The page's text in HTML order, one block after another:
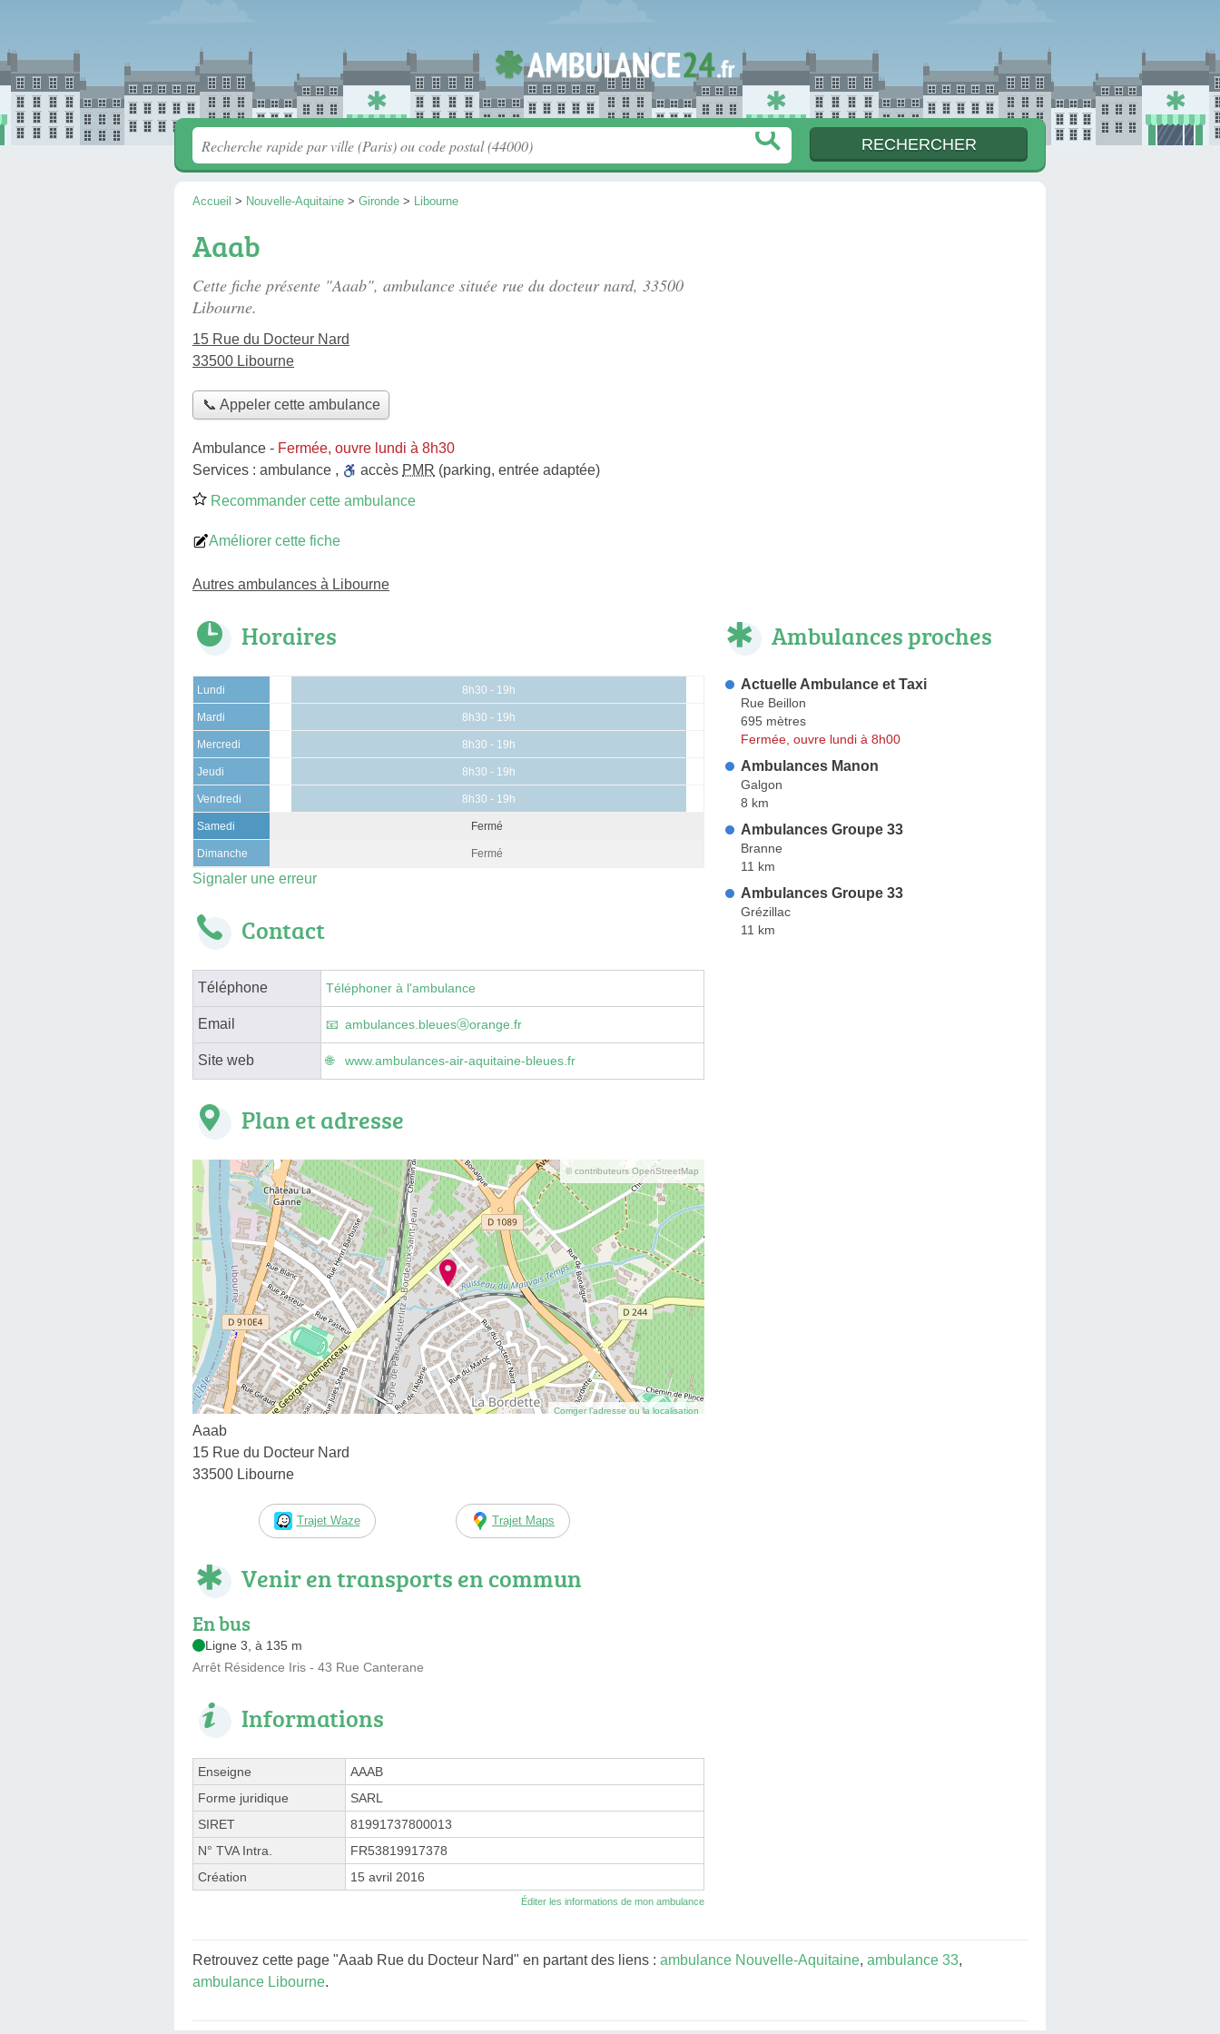
Accueil > Nouvelle-Aquitaine > Gironde > Libourne
Aaab
Cette fiche présente "Aaab", ambulance située rue du docteur nard, 33500
Libourne.
15 Rue du Docteur Nard
33500 Libourne
📞 Appeler cette ambulance
Ambulance - Fermée, ouvre lundi à 8h30
Services : ambulance , accès PMR (parking, entrée adaptée)
Recommander cette ambulance
Améliorer cette fiche
Autres ambulances à Libourne
Horaires
Lundi 8h30 - 19h
Mardi 8h30 - 19h
Mercredi 8h30 - 19h
Jeudi 8h30 - 19h
Vendredi 8h30 - 19h
Samedi Fermé
Dimanche Fermé
Signaler une erreur
Contact
Téléphone Téléphoner à l'ambulance
Email ambulances.bleuesⓐorange.fr
Site web www.ambulances-air-aquitaine-bleues.fr
Plan et adresse
© contributeurs OpenStreetMap
Corriger l’adresse ou la localisation
Aaab
15 Rue du Docteur Nard
33500 Libourne
Trajet Waze Trajet Maps
Venir en transports en commun
En bus
Ligne 3, à 135 m
Arrêt Résidence Iris - 43 Rue Canterane
Informations
Enseigne
AAAB
Forme juridique
SARL
SIRET
81991737800013
N° TVA Intra.
FR53819917378
Création
15 avril 2016
Éditer les informations de mon ambulance
Ambulances proches
Actuelle Ambulance et Taxi
Rue Beillon
695 mètres
Fermée, ouvre lundi à 8h00
Ambulances Manon
Galgon
8 km
Ambulances Groupe 33
Branne
11 km
Ambulances Groupe 33
Grézillac
11 km
Retrouvez cette page "Aaab Rue du Docteur Nard" en partant des liens : ambulance Nouvelle-Aquitaine, ambulance 33,
ambulance Libourne.